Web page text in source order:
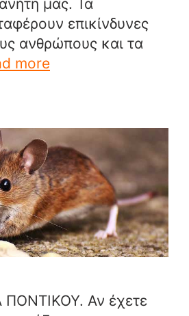
μας. Τα
επικίνδυνες
ανθρώπους και τα
more
Αν έχετε